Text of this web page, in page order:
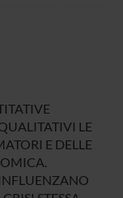
LE
E DELLE